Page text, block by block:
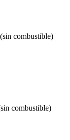
combustible)
combustible)